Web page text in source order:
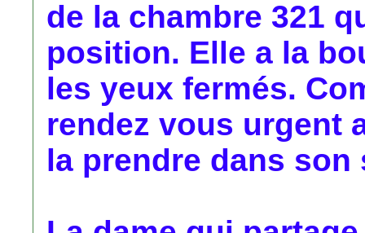
de la chambre 321
position. Elle a la
les yeux fermés.
rendez vous urgent
la prendre dans son